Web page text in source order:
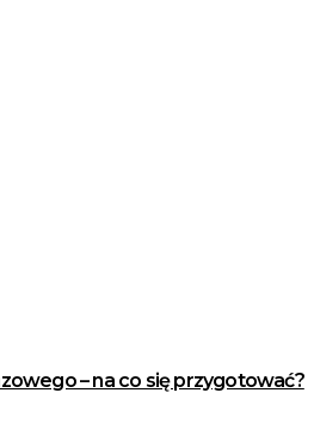
– na co się przygotować?